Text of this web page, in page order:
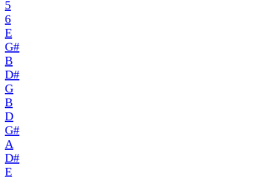
5
6
E
G#
B
D#
G
B
D
G#
A
D#
E